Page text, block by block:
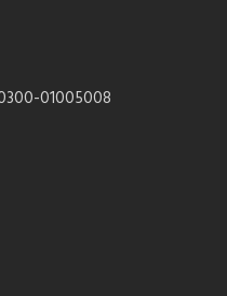
01005008